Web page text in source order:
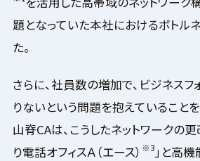
題となっていた本社におけるボトル
た。
さらに、社員数の増加で、ビジネス
りないという問題を抱えていること
山脊CAは、こうしたネットワークの
り電話オフィスＡ（エース） ※3」と高